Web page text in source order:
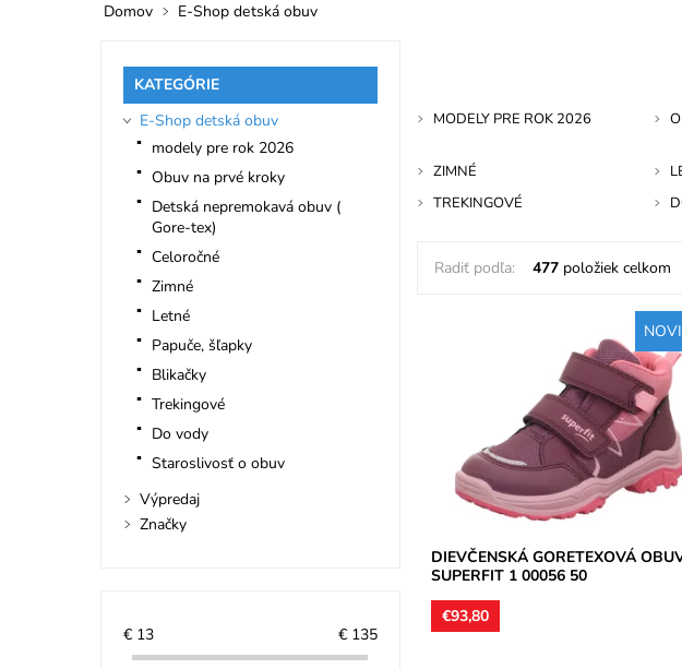
Domov E-Shop detská obuv
MODELY PRE ROK 2026
ZIMNÉ
TREKINGOVÉ
Radiť podľa: 477položiek celkom
Kotníková teniska s nepremokavou
membránou GoreTex na prechodné
obdobie, zapínanie na dva suché zipsy.
Dostupnosť:
Skladom
Značka:
Superfit
Záruka:
2 roky
DIEVČENSKÁ GORETEXOVÁ
SUPERFIT 1 00056 50
€93,80
KATEGÓRIE
E-Shop detská obuv
modely pre rok 2026
Obuv na prvé kroky
Detská nepremokavá obuv (
Gore-tex)
Celoročné
Zimné
Letné
Papuče, šľapky
Blikačky
Trekingové
Do vody
Staroslivosť o obuv
Výpredaj
Značky
€ 13 € 135